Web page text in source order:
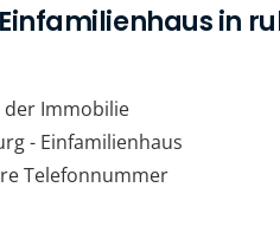
in
der Immobilie
- Einfamilienhaus
Telefonnummer